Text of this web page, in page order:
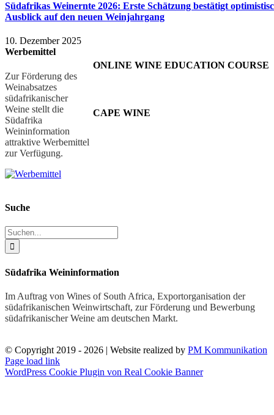
Südafrikas Weinernte 2026: Erste Schätzung bestätigt
Ausblick auf den neuen Weinjahrgang
10. Dezember 2025
ONLINE WINE EDUCATION COURSE
CAPE WINE
Werbemittel
Zur Förderung des
Weinabsatzes
südafrikanischer
Weine stellt die
Südafrika
Weininformation
attraktive Werbemittel
zur Verfügung.
Suche
Suche
nach:
Südafrika Weininformation
Im Auftrag von Wines of South Africa, Exportorganisation der
südafrikanischen Weinwirtschaft, zur Förderung und Bewerbung
südafrikanischer Weine am deutschen Markt.
© Copyright 2019 - 2026 | Website realized by PM Kommunikation
Facebook
X
YouTube
Page load link
WordPress Cookie Plugin von Real Cookie Banner